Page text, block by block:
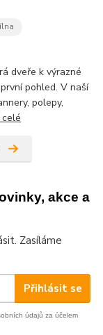
dveře k výrazné
pohled. V naší
polepy,
akce a
Zasíláme
Přihlásit se
údajů za účelem